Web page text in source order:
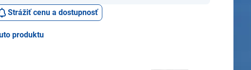
Strážiť cenu a dostupnosť
produktu